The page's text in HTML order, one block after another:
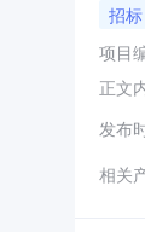
招
项目
正文
发布
相关